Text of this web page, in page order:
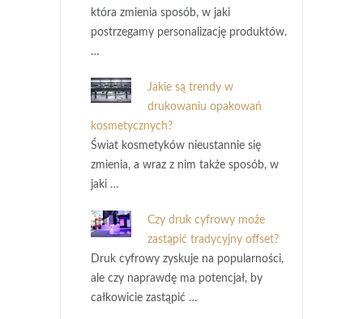
która zmienia sposób, w jaki
postrzegamy personalizację produktów.
…
Jakie są trendy w
drukowaniu opakowań
kosmetycznych?
Świat kosmetyków nieustannie się
zmienia, a wraz z nim także sposób, w
jaki …
Czy druk cyfrowy może
zastąpić tradycyjny offset?
Druk cyfrowy zyskuje na popularności,
ale czy naprawdę ma potencjał, by
całkowicie zastąpić …